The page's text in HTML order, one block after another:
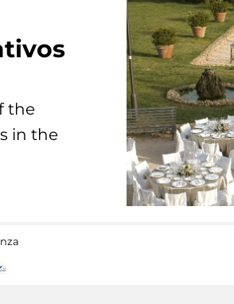
the
in the